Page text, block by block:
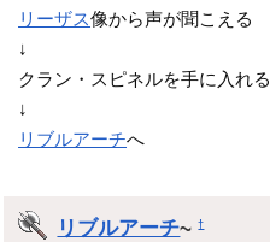
リーザス像から声が聞こえる
↓
クラン・スピネルを手に入れる
↓
リブルアーチへ
リブルアーチ~†